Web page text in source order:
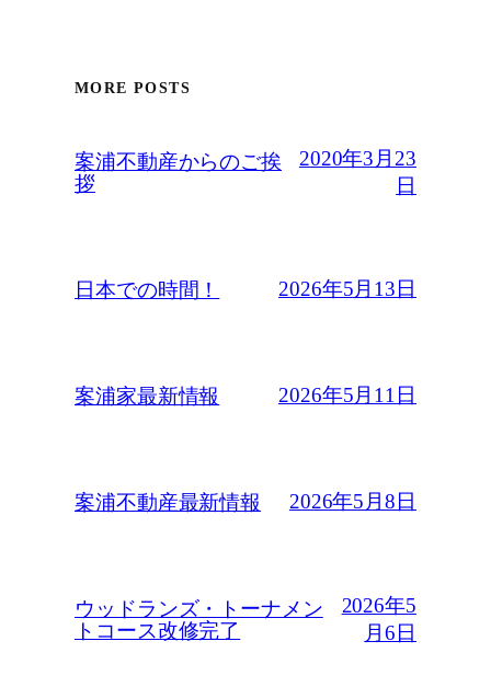
MORE POSTS
案浦不動産からのご挨
拶
2020年3月23
日
日本での時間！ 2026年5月13日
案浦家最新情報 2026年5月11日
案浦不動産最新情報 2026年5月8日
ウッドランズ・トーナメン
トコース改修完了
2026年5
月6日